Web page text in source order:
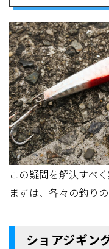
この疑問を解決すべ
まずは、各々の釣り
ショアジギン